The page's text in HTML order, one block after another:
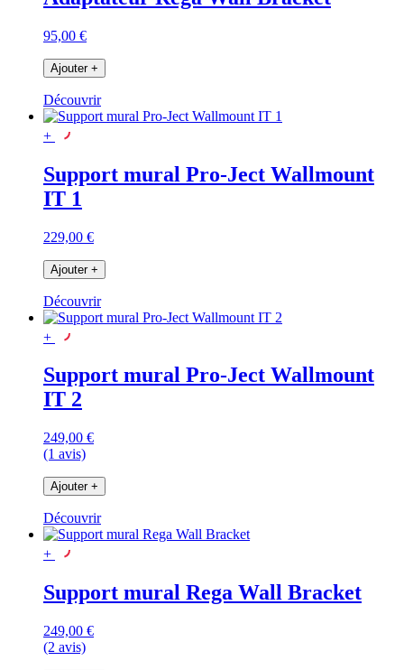
95,00 €
Ajouter +
Découvrir
+
Support mural Pro-Ject Wallmount
IT 1
229,00 €
Ajouter +
Découvrir
+
Support mural Pro-Ject Wallmount
IT 2
249,00 €
(1 avis)
Ajouter +
Découvrir
+
Support mural Rega Wall Bracket
249,00 €
(2 avis)